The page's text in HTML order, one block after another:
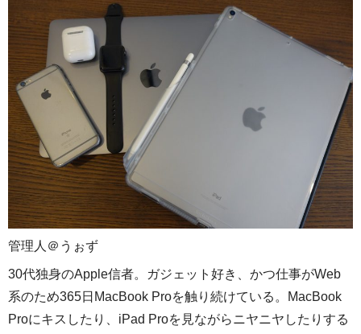
管理人＠うぉず
30代独身のApple信者。ガジェット好き、かつ仕事がWeb
系のため365日MacBook Proを触り続けている。MacBook
Proにキスしたり、iPad Proを見ながらニヤニヤしたりする